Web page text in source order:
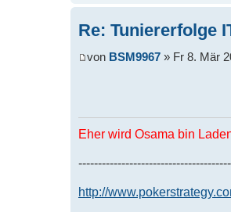
Re: Tuniererfolge
von BSM9967 » Fr 8. Mär
Eher wird Osama bin
http://